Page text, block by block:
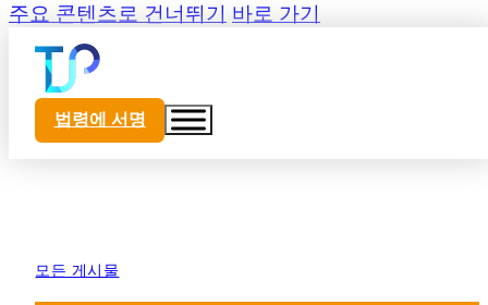
주요 콘텐츠로 건너뛰기 바로 가기
법령에 서명
모든 게시물